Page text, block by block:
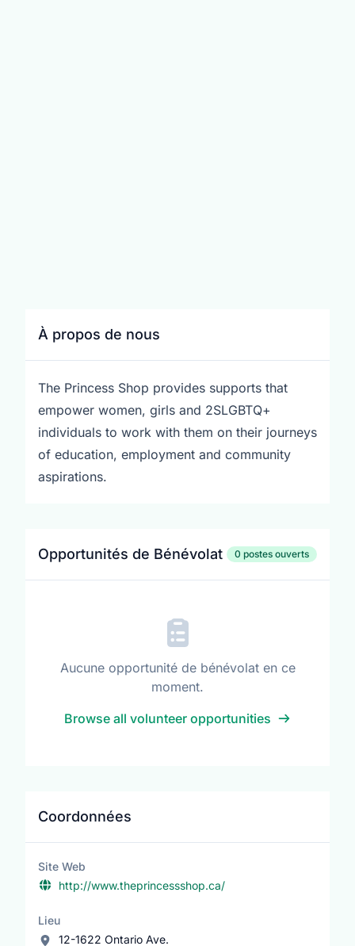
À propos de nous
The Princess Shop provides supports that
empower women, girls and 2SLGBTQ+
individuals to work with them on their journeys
of education, employment and community
aspirations.
Opportunités de Bénévolat 0 postes ouverts
Aucune opportunité de bénévolat en ce
moment.
Browse all volunteer opportunities
Coordonnées
Site Web
http://www.theprincessshop.ca/
Lieu
12-1622 Ontario Ave.